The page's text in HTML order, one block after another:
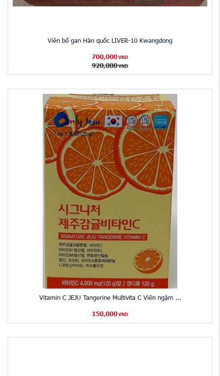
Viên bổ gan Hàn quốc LIVER-10 Kwangdong
700,000 VND
920,000 VND
Vitamin C JEJU Tangerine Multivita C Viên ngậm ...
150,000 VND